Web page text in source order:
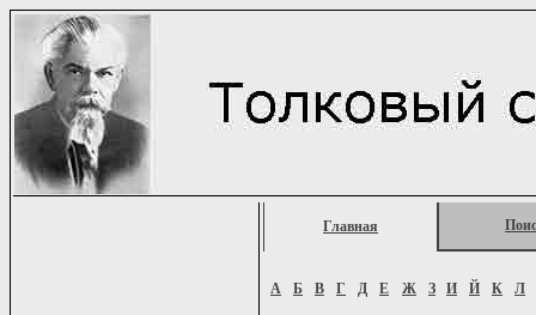
Главная
А Б В Г Д Е Ж З И Й К Л